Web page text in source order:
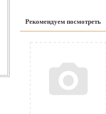
Рекомендуем посмотреть